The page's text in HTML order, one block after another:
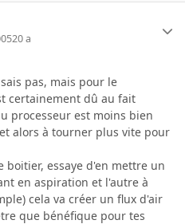
20 a
pas, mais pour le
certainement dû au fait
processeur est moins bien
alors à tourner plus vite pour
boitier, essaye d'en mettre un
en aspiration et l'autre à
cela va créer un flux d'air
que bénéfique pour tes